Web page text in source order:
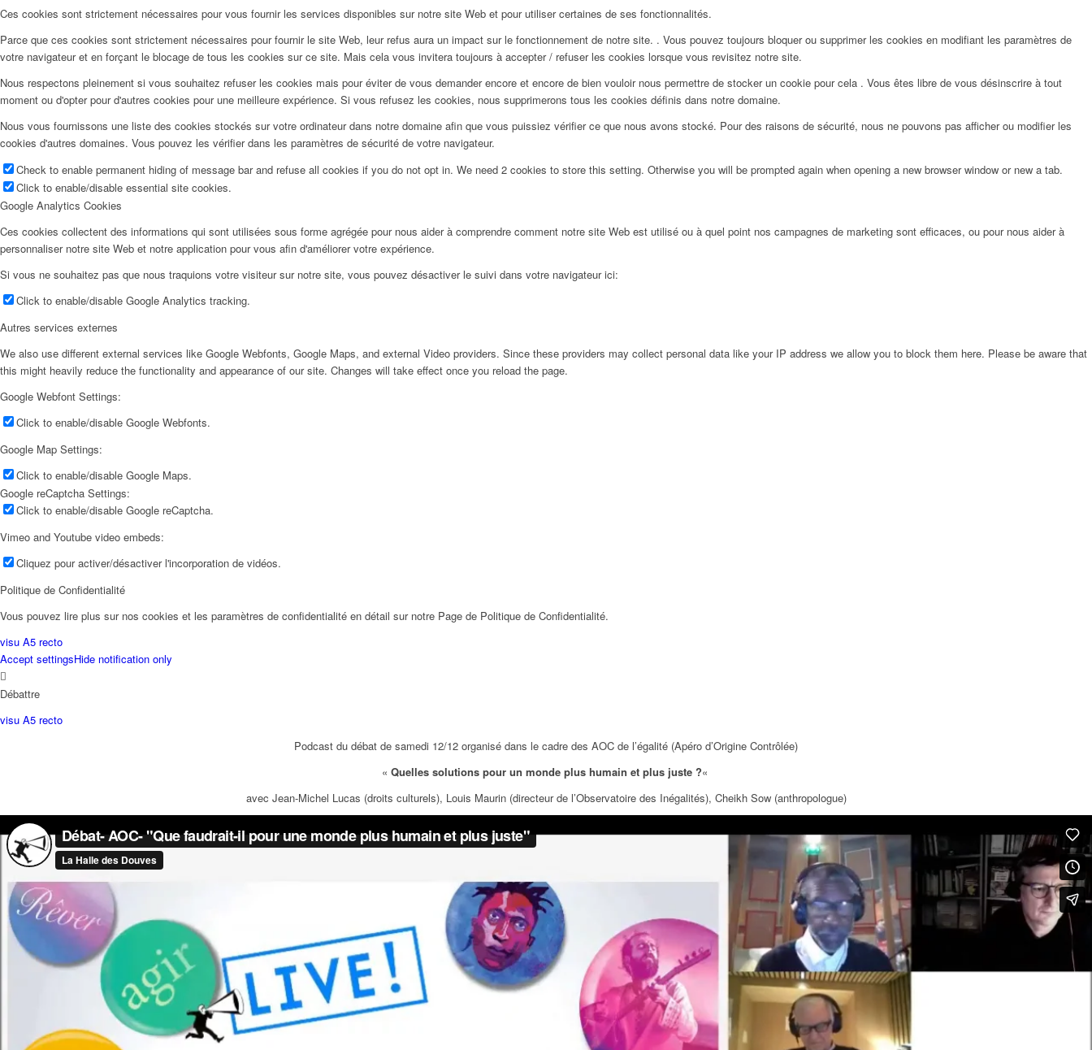
Ces cookies sont strictement nécessaires pour vous fournir les services disponibles sur notre site Web et pour utiliser certaines de ses fonctionnalités.
Parce que ces cookies sont strictement nécessaires pour fournir le site Web, leur refus aura un impact sur le fonctionnement de notre site. . Vous pouvez toujours bloquer ou supprimer les cookies en modifiant les paramètres de
votre navigateur et en forçant le blocage de tous les cookies sur ce site. Mais cela vous invitera toujours à accepter / refuser les cookies lorsque vous revisitez notre site.
Nous respectons pleinement si vous souhaitez refuser les cookies mais pour éviter de vous demander encore et encore de bien vouloir nous permettre de stocker un cookie pour cela . Vous êtes libre de vous désinscrire à tout
moment ou d'opter pour d'autres cookies pour une meilleure expérience. Si vous refusez les cookies, nous supprimerons tous les cookies définis dans notre domaine.
Nous vous fournissons une liste des cookies stockés sur votre ordinateur dans notre domaine afin que vous puissiez vérifier ce que nous avons stocké. Pour des raisons de sécurité, nous ne pouvons pas afficher ou modifier les
cookies d'autres domaines. Vous pouvez les vérifier dans les paramètres de sécurité de votre navigateur.
Check to enable permanent hiding of message bar and refuse all cookies if you do not opt in. We need 2 cookies to store this setting. Otherwise you will be prompted again when opening a new browser window or new a tab.
Click to enable/disable essential site cookies.
Google Analytics Cookies
Ces cookies collectent des informations qui sont utilisées sous forme agrégée pour nous aider à comprendre comment notre site Web est utilisé ou à quel point nos campagnes de marketing sont efficaces, ou pour nous aider à
personnaliser notre site Web et notre application pour vous afin d'améliorer votre expérience.
Si vous ne souhaitez pas que nous traquions votre visiteur sur notre site, vous pouvez désactiver le suivi dans votre navigateur ici:
Click to enable/disable Google Analytics tracking.
Autres services externes
We also use different external services like Google Webfonts, Google Maps, and external Video providers. Since these providers may collect personal data like your IP address we allow you to block them here. Please be aware that
this might heavily reduce the functionality and appearance of our site. Changes will take effect once you reload the page.
Google Webfont Settings:
Click to enable/disable Google Webfonts.
Google Map Settings:
Click to enable/disable Google Maps.
Google reCaptcha Settings:
Click to enable/disable Google reCaptcha.
Vimeo and Youtube video embeds:
Cliquez pour activer/désactiver l'incorporation de vidéos.
Politique de Confidentialité
Vous pouvez lire plus sur nos cookies et les paramètres de confidentialité en détail sur notre Page de Politique de Confidentialité.
visu A5 recto
Accept settingsHide notification only
Débattre
visu A5 recto
Podcast du débat de samedi 12/12 organisé dans le cadre des AOC de l’égalité (Apéro d’Origine Contrôlée)
« Quelles solutions pour un monde plus humain et plus juste ?«
avec Jean-Michel Lucas (droits culturels), Louis Maurin (directeur de l’Observatoire des Inégalités), Cheikh Sow (anthropologue)